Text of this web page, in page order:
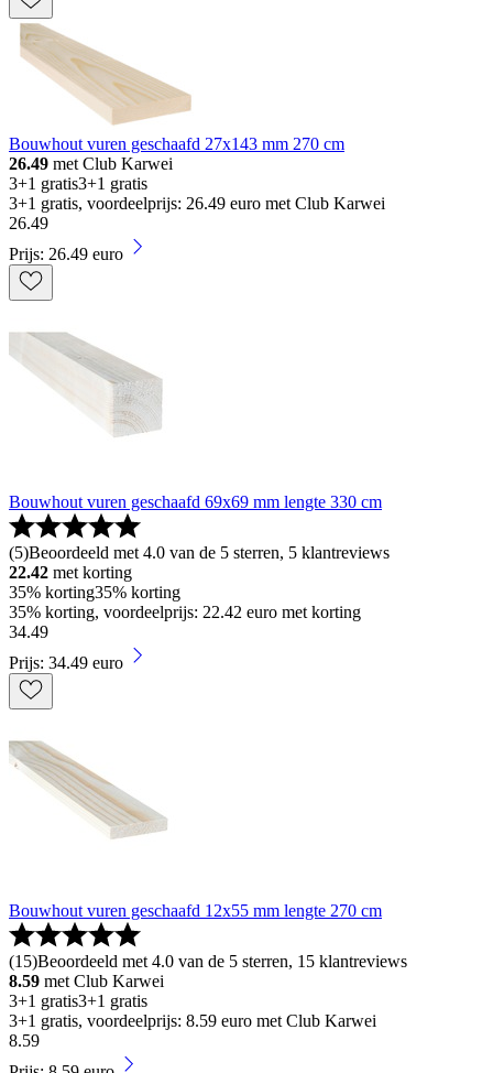
Bouwhout vuren geschaafd 27x143 mm 270 cm
26.49 met Club Karwei
3+1 gratis3+1 gratis
3+1 gratis, voordeelprijs: 26.49 euro met Club Karwei
26.49
Prijs: 26.49 euro
Bouwhout vuren geschaafd 69x69 mm lengte 330 cm
(5)Beoordeeld met 4.0 van de 5 sterren, 5 klantreviews
22.42 met korting
35% korting35% korting
35% korting, voordeelprijs: 22.42 euro met korting
34.49
Prijs: 34.49 euro
Bouwhout vuren geschaafd 12x55 mm lengte 270 cm
(15)Beoordeeld met 4.0 van de 5 sterren, 15 klantreviews
8.59 met Club Karwei
3+1 gratis3+1 gratis
3+1 gratis, voordeelprijs: 8.59 euro met Club Karwei
8.59